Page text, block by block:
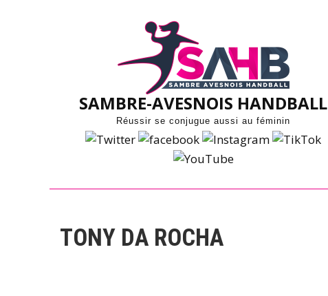
SAMBRE-AVESNOIS HANDBALL
Réussir se conjugue aussi au féminin
TONY DA ROCHA